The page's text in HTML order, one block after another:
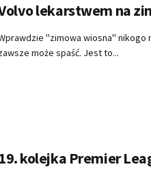
lekarstwem na
''zimowa wiosna'' nikogo
może spaść. Jest to...
19. kolejka Premier